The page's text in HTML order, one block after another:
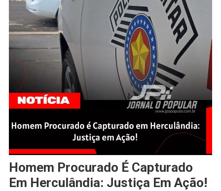
Homem Procurado É Capturado
Em Herculândia: Justiça Em Ação!